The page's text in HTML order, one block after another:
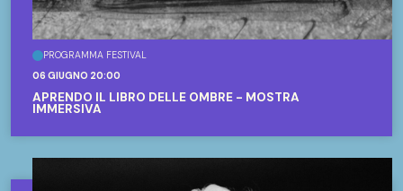
PROGRAMMA FESTIVAL
06 GIUGNO 20:00
APRENDO IL LIBRO DELLE OMBRE - MOSTRA
IMMERSIVA